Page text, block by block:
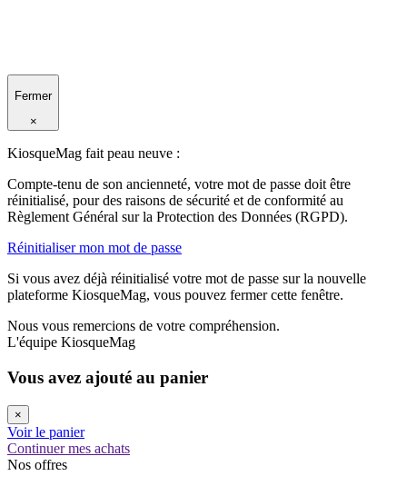
Fermer
×
KiosqueMag fait peau neuve :
Compte-tenu de son ancienneté, votre mot de passe doit être
réinitialisé, pour des raisons de sécurité et de conformité au
Règlement Général sur la Protection des Données (RGPD).
Réinitialiser mon mot de passe
Si vous avez déjà réinitialisé votre mot de passe sur la nouvelle
plateforme KiosqueMag, vous pouvez fermer cette fenêtre.
Nous vous remercions de votre compréhension.
L'équipe KiosqueMag
Vous avez ajouté au panier
×
Voir le panier
Continuer mes achats
Nos offres